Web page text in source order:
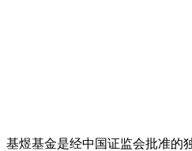
基煜基金是经中国证监会批准的